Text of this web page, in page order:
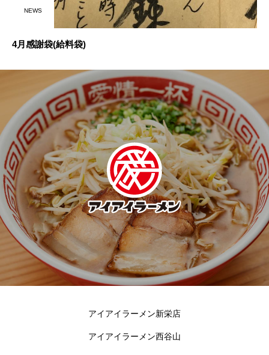
NEWS
4月感謝袋(給料袋)
アイアイラーメン新栄店
アイアイラーメン西谷山